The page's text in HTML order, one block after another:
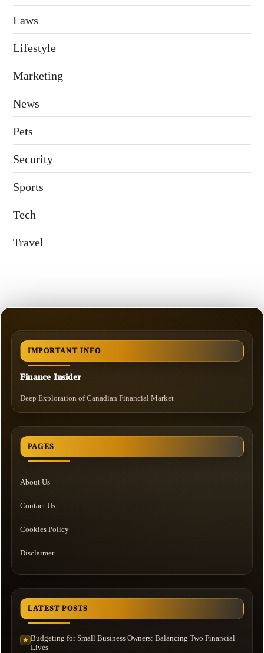
Laws
Lifestyle
Marketing
News
Pets
Security
Sports
Tech
Travel
IMPORTANT INFO
Finance Insider
Deep Exploration of Canadian Financial Market
PAGES
About Us
Contact Us
Cookies Policy
Disclaimer
LATEST POSTS
★ Budgeting for Small Business Owners: Balancing Two Financial
Lives